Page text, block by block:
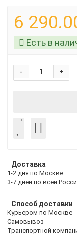
6
Есть в
+
-
Доставка
1-2 дня по Москве
3-7 дней по всей
Способ доставки
Курьером по Москве
Самовывоз
Транспортной